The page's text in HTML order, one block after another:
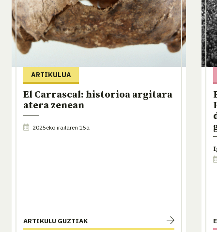
ARTIKULUA
El Carrascal: historioa argitara
atera zenean
2025eko irailaren 15a
ARTIKULU GUZTIAK